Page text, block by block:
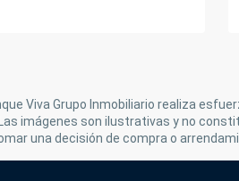
Viva Grupo Inmobiliario realiza
imágenes son ilustrativas y no
una decisión de compra o